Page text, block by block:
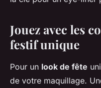
Jouez avec les
festif unique
Pour un look de fête
de votre maquillage.